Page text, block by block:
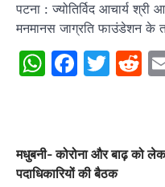
पटना : ज्योतिर्विद आचार्य श्री
मनमानस जाग्रति फाउंडेशन के
मधुबनी- कोरोना और बाढ़ को
पदाधिकारियों की बैठक